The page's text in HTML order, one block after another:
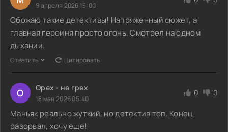
9 апреля 2026 15:00
Обожаю такие детективы! Напряженный сюжет, а
главная героиня просто огонь. Смотрел на одном
дыхании.
Ответить Цитировать
О Орех - не грех
18 мая 2026 05:40
0 0
Маньяк реально жуткий, но детектив топ. Конец
разорвал, хочу еще!